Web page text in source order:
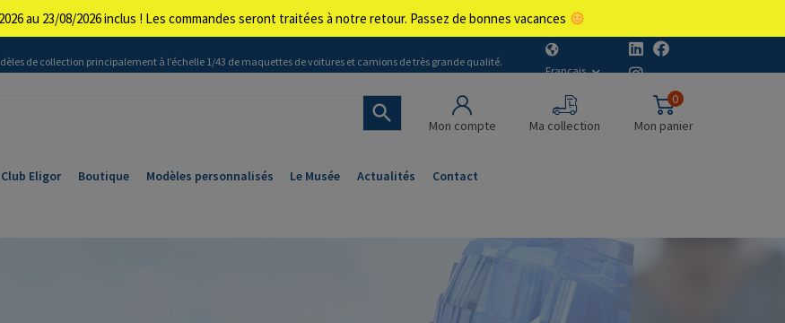
de collection principalement à l’échelle 1/43 de maquettes de voitures et camions de très grande qualité.
Français
Mon compte Ma collection
0
Mon panier
Club Eligor Boutique Modèles personnalisés Le Musée Actualités Contact
au 23/08/2026 inclus ! Les commandes seront traitées à notre retour. Passez de bonnes vacances